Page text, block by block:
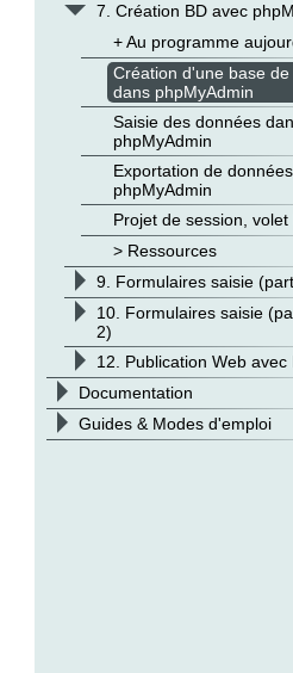
7. Création BD avec
+ Au programme
Création d'une base
dans phpMyAdmin
Saisie des données
phpMyAdmin
Exportation de
phpMyAdmin
Projet de session, volet
> Ressources
>9. Formulaires saisie
10. Formulaires saisie
2)
12. Publication Web avec
>Documentation
>Guides & Modes d'emploi